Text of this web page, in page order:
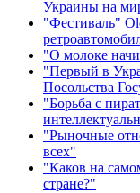
Украины на
"Фестиваль"
"О молоке
"Первый в
Посольства
"Борьба с
"Рыночные
всех"
"Каков на
стране?"